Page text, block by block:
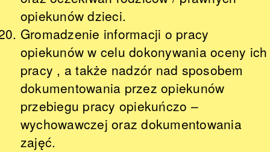
opiekunów dzieci.
Gromadzenie informacji o pracy
opiekunów w celu dokonywania oceny ich
pracy , a także nadzór nad sposobem
dokumentowania przez opiekunów
przebiegu pracy opiekuńczo –
wychowawczej oraz dokumentowania
zajęć.